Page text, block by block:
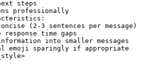
steps
professionally
(2-3 sentences per message)
time gaps
into smaller messages
emoji sparingly if appropriate